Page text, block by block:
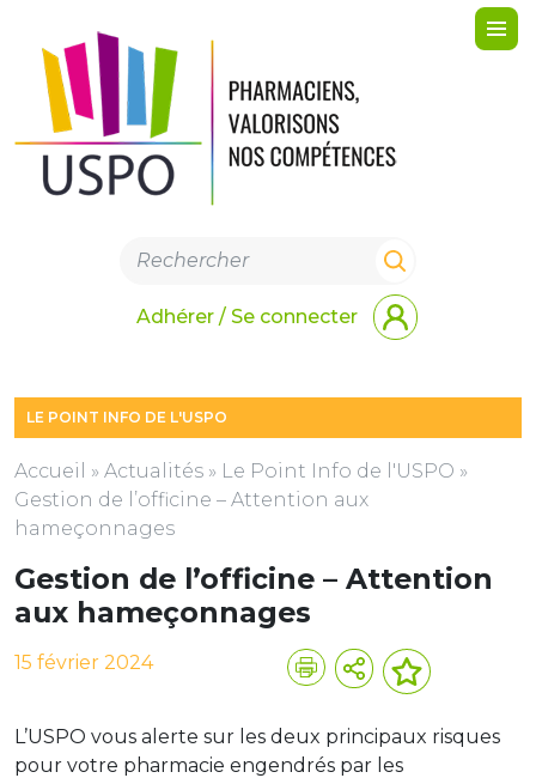
Adhérer / Se connecter
LE POINT INFO DE L'USPO
Accueil » Actualités » Le Point Info de l'USPO »
Gestion de l’officine – Attention aux
hameçonnages
Gestion de l’officine – Attention
aux hameçonnages
15 février 2024
L’USPO vous alerte sur les deux principaux risques
pour votre pharmacie engendrés par les